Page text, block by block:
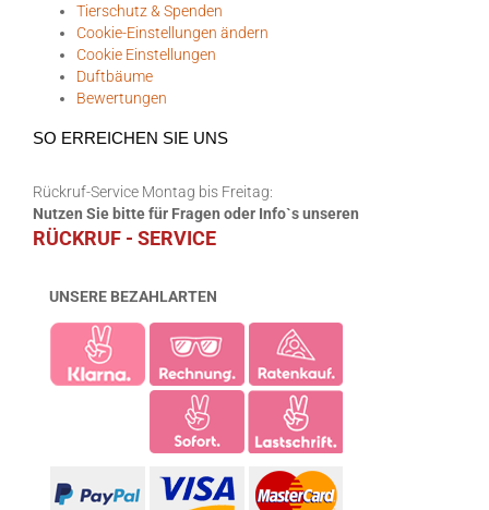
Tierschutz & Spenden
Cookie-Einstellungen ändern
Cookie Einstellungen
Duftbäume
Bewertungen
SO ERREICHEN SIE UNS
Rückruf-Service Montag bis Freitag:
Nutzen Sie bitte für Fragen oder Info`s unseren
RÜCKRUF - SERVICE
UNSERE BEZAHLARTEN